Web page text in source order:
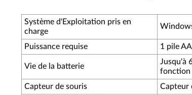
Système d'Exploitation pris en
charge
Puissance requise 1 pile AA
Vie de la batterie
Jusqu'à
fonction
Capteur de souris
Capteur